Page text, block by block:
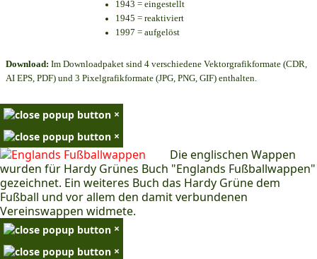
1943 = eingestellt
1945 = reaktiviert
1997 = aufgelöst
Download: Im Downloadpaket sind 4 verschiedene Vektorgrafikformate (CDR,
AI EPS, PDF) und 3 Pixelgrafikformate (JPG, PNG, GIF) enthalten.
×
×
Die englischen Wappen
wurden für Hardy Grünes Buch "Englands Fußballwappen"
gezeichnet. Ein weiteres Buch das Hardy Grüne dem
Fußball und vor allem den damit verbundenen
Vereinswappen widmete.
×
×